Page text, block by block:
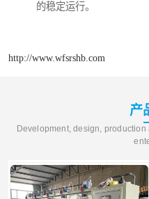
的稳定运行。
http://www.wfsrshb.com
产
Development, design,